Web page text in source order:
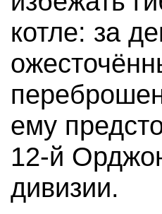
котле: за
ему
12-й
дивизии.